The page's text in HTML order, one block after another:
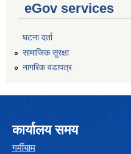
eGov services
घटना दर्ता
सामाजिक सुरक्षा
नागरिक वडापत्र
कार्यालय समय
गर्मीयाम